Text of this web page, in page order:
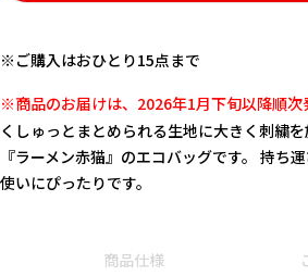
※ご購入はおひとり15点まで
※商品のお届けは、2026年1月下旬以降順次
くしゅっとまとめられる生地に大きく刺繍
『ラーメン赤猫』のエコバッグです。 持ち
使いにぴったりです。
商品仕様